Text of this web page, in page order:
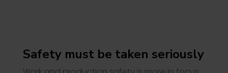
Safety must be taken seriously